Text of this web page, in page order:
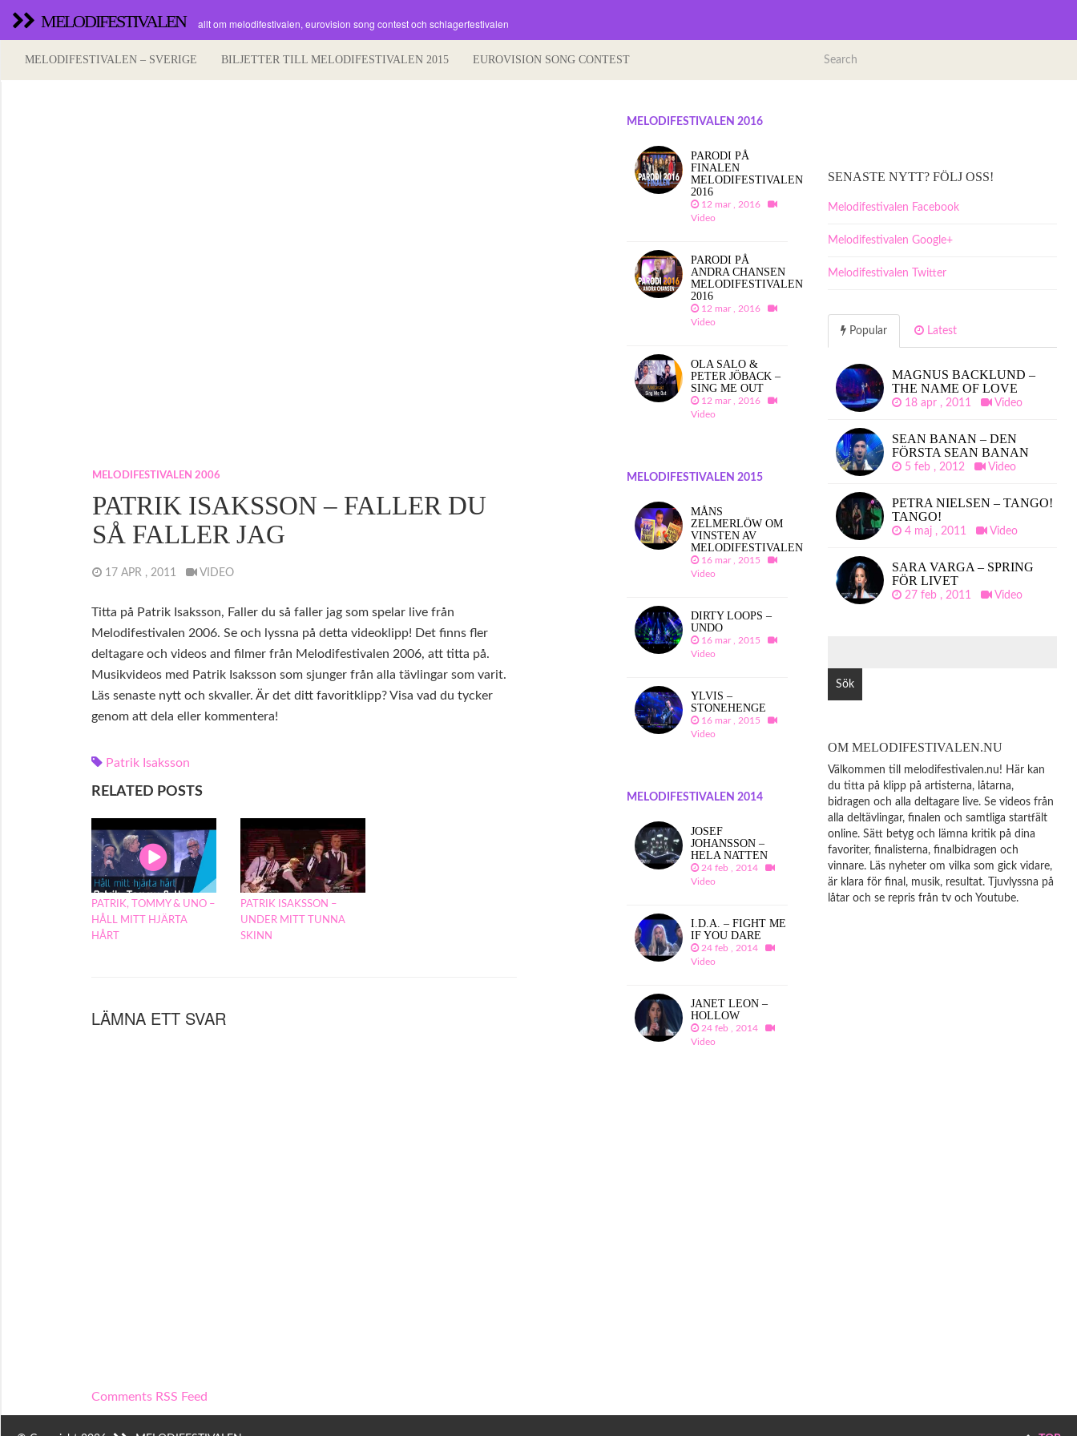
MELODIFESTIVALEN allt om melodifestivalen, eurovision song contest och schlagerfestivalen
MELODIFESTIVALEN – SVERIGE BILJETTER TILL MELODIFESTIVALEN 2015 EUROVISION SONG CONTEST
MELODIFESTIVALEN 2006
PATRIK ISAKSSON – FALLER DU
SÅ FALLER JAG
17 APR , 2011 VIDEO
Titta på Patrik Isaksson, Faller du så faller jag som spelar live från
Melodifestivalen 2006. Se och lyssna på detta videoklipp! Det finns fler
deltagare och videos and filmer från Melodifestivalen 2006, att titta på.
Musikvideos med Patrik Isaksson som sjunger från alla tävlingar som varit.
Läs senaste nytt och skvaller. Är det ditt favoritklipp? Visa vad du tycker
genom att dela eller kommentera!
Patrik Isaksson
RELATED POSTS
PATRIK, TOMMY & UNO –
HÅLL MITT HJÄRTA
HÅRT
PATRIK ISAKSSON –
UNDER MITT TUNNA
SKINN
LÄMNA ETT SVAR
Comments RSS Feed
MELODIFESTIVALEN 2016
PARODI PÅ
FINALEN
MELODIFESTIVALEN
2016
12 mar , 2016
Video
PARODI PÅ
ANDRA CHANSEN
MELODIFESTIVALEN
2016
12 mar , 2016
Video
OLA SALO &
PETER JÖBACK –
SING ME OUT
12 mar , 2016
Video
MELODIFESTIVALEN 2015
MÅNS
ZELMERLÖW OM
VINSTEN AV
MELODIFESTIVALEN
16 mar , 2015
Video
DIRTY LOOPS –
UNDO
16 mar , 2015
Video
YLVIS –
STONEHENGE
16 mar , 2015
Video
MELODIFESTIVALEN 2014
JOSEF
JOHANSSON –
HELA NATTEN
24 feb , 2014
Video
I.D.A. – FIGHT ME
IF YOU DARE
24 feb , 2014
Video
JANET LEON –
HOLLOW
24 feb , 2014
Video
SENASTE NYTT? FÖLJ OSS!
Melodifestivalen Facebook
Melodifestivalen Google+
Melodifestivalen Twitter
Popular Latest
MAGNUS BACKLUND –
THE NAME OF LOVE
18 apr , 2011 Video
SEAN BANAN – DEN
FÖRSTA SEAN BANAN
5 feb , 2012 Video
PETRA NIELSEN – TANGO!
TANGO!
4 maj , 2011 Video
SARA VARGA – SPRING
FÖR LIVET
27 feb , 2011 Video
OM MELODIFESTIVALEN.NU
Välkommen till melodifestivalen.nu! Här kan
du titta på klipp på artisterna, låtarna,
bidragen och alla deltagare live. Se videos från
alla deltävlingar, finalen och samtliga startfält
online. Sätt betyg och lämna kritik på dina
favoriter, finalisterna, finalbidragen och
vinnare. Läs nyheter om vilka som gick vidare,
är klara för final, musik, resultat. Tjuvlyssna på
låtar och se repris från tv och Youtube.